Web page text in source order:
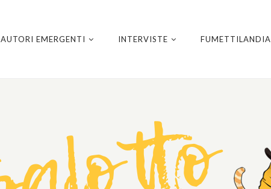
AUTORI EMERGENTI INTERVISTE FUMETTILANDIA